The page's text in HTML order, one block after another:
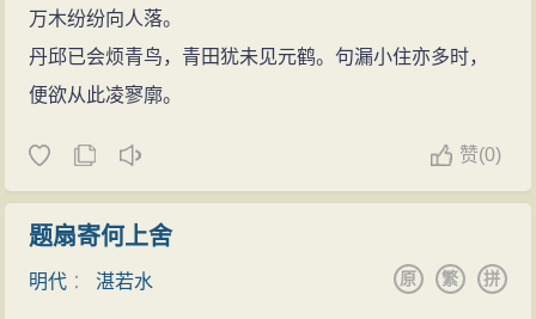
万木纷纷向人落。
丹邱已会烦青鸟，青田犹未见元鹤。句漏小住亦多时，
便欲从此凌寥廓。
赞(0)
题扇寄何上舍
明代 ：湛若水 拼
繁
原